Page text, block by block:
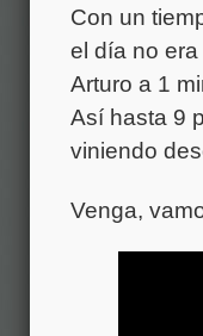
Con un
el día no
Arturo a 1
Así hasta 9
viniendo
Venga,